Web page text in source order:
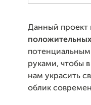
Данный проект
руками, чтобы
нам украсить
облик